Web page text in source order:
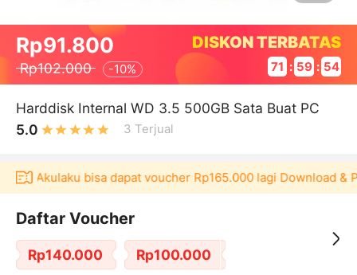
Rp91.800
Rp102.000 -10%
DISKON TERBATAS
71 : 59 : 54
Harddisk Internal WD 3.5 500GB Sata Buat PC
5.0
3 Terjual
Akulaku bisa dapat voucher Rp165.000 lagi Download &
Daftar Voucher
Rp140.000 Rp100.000